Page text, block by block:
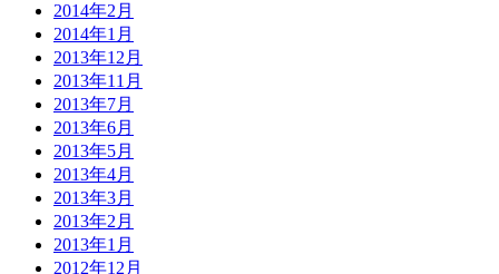
2014年2月
2014年1月
2013年12月
2013年11月
2013年7月
2013年6月
2013年5月
2013年4月
2013年3月
2013年2月
2013年1月
2012年12月